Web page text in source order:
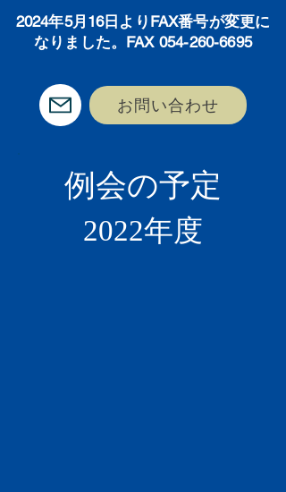
2024年5月16日よりFAX番号が変更に
なりました。FAX 054-260-6695
お問い合わせ
例会の予定
2022年度